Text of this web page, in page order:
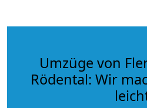
Umzüge von
Rödental: Wir